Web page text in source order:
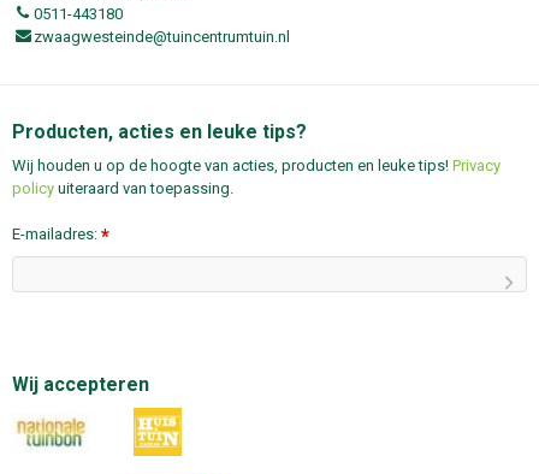
0511-443180
zwaagwesteinde@tuincentrumtuin.nl
Producten, acties en leuke tips?
Wij houden u op de hoogte van acties, producten en leuke tips! Privacy
policy uiteraard van toepassing.
E-mailadres: *
Wij accepteren